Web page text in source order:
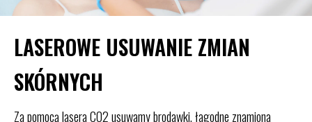
LASEROWE USUWANIE ZMIAN
SKÓRNYCH
Za pomocą lasera CO2 usuwamy brodawki, łagodne znamiona